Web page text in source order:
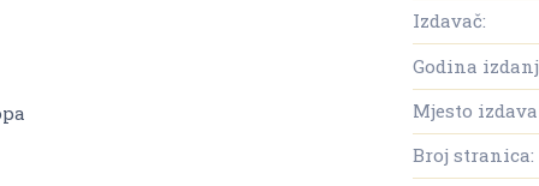
Izdavač:
Godina
Mjesto
Broj stranica: